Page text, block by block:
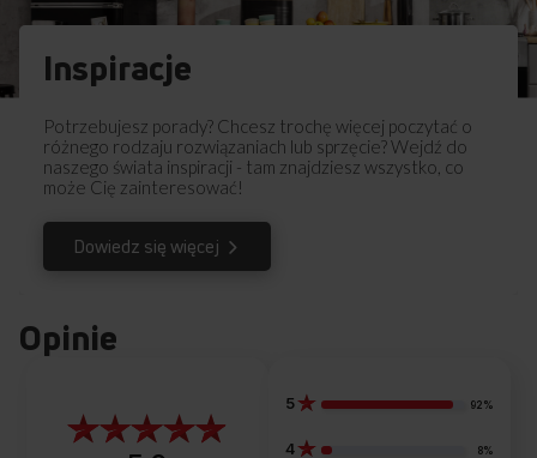
Inspiracje
Potrzebujesz porady? Chcesz trochę więcej poczytać o
różnego rodzaju rozwiązaniach lub sprzęcie? Wejdź do
naszego świata inspiracji - tam znajdziesz wszystko, co
może Cię zainteresować!
Dowiedz się więcej
Opinie
5 92%
4 8%